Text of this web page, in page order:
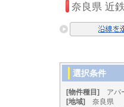
奈良県 近
選択条件
[物件種目]
アパ
[地域]
奈良県